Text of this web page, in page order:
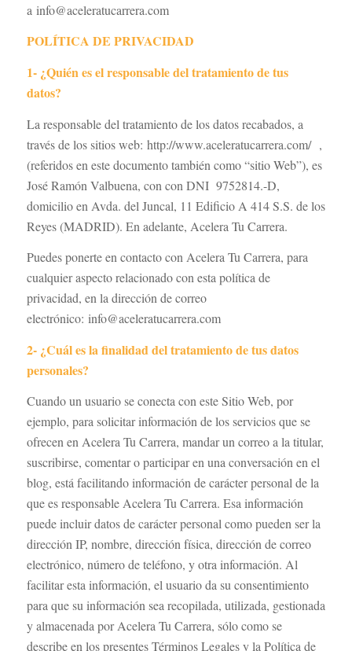
a info@aceleratucarrera.com
POLÍTICA DE PRIVACIDAD
1- ¿Quién es el responsable del tratamiento de tus
datos?
La responsable del tratamiento de los datos recabados, a
través de los sitios web: http://www.aceleratucarrera.com/ ,
(referidos en este documento también como “sitio Web”), es
José Ramón Valbuena, con con DNI 9752814.-D,
domicilio en Avda. del Juncal, 11 Edificio A 414 S.S. de los
Reyes (MADRID). En adelante, Acelera Tu Carrera.
Puedes ponerte en contacto con Acelera Tu Carrera, para
cualquier aspecto relacionado con esta política de
privacidad, en la dirección de correo
electrónico: info@aceleratucarrera.com
2- ¿Cuál es la finalidad del tratamiento de tus datos
personales?
Cuando un usuario se conecta con este Sitio Web, por
ejemplo, para solicitar información de los servicios que se
ofrecen en Acelera Tu Carrera, mandar un correo a la titular,
suscribirse, comentar o participar en una conversación en el
blog, está facilitando información de carácter personal de la
que es responsable Acelera Tu Carrera. Esa información
puede incluir datos de carácter personal como pueden ser la
dirección IP, nombre, dirección física, dirección de correo
electrónico, número de teléfono, y otra información. Al
facilitar esta información, el usuario da su consentimiento
para que su información sea recopilada, utilizada, gestionada
y almacenada por Acelera Tu Carrera, sólo como se
describe en los presentes Términos Legales y la Política de